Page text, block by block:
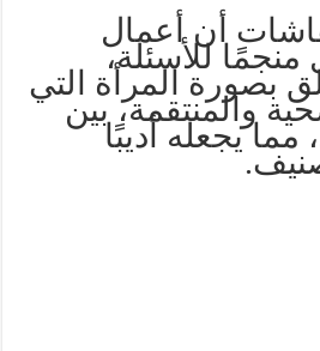
أن أعمال
للأسئلة،
بصورة المرأة التي
والمنتقمة، بين
مما يجعله أديبًا